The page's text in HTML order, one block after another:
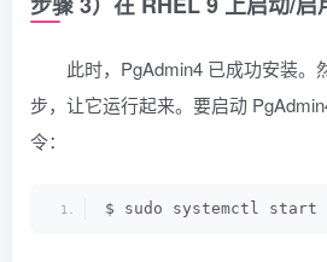
此时，PgAdmin4 已成功安装。
步，让它运行起来。要启动
令：
$ sudo systemctl start